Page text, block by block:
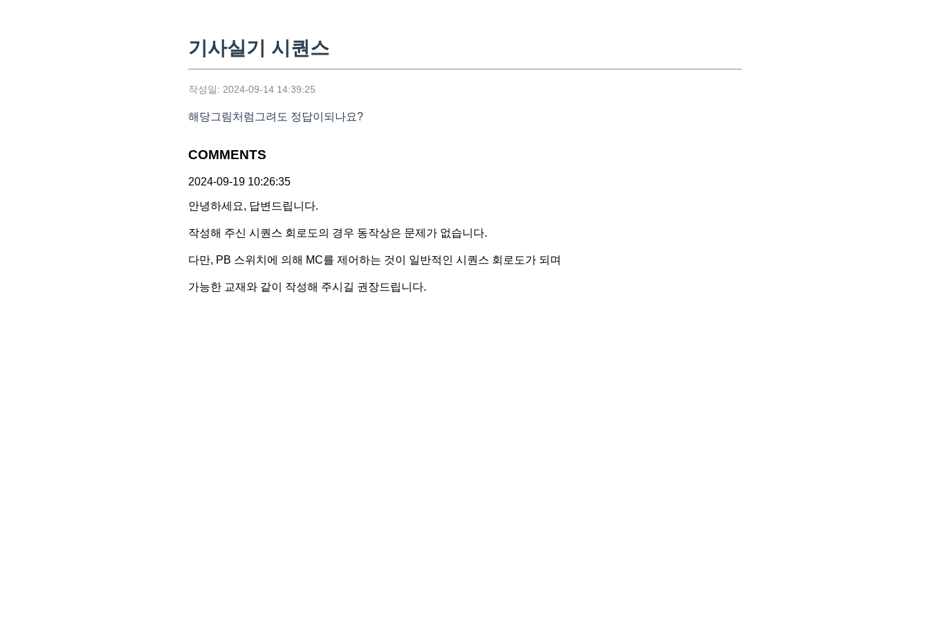
기사실기 시퀀스
작성일: 2024-09-14 14:39:25
해당그림처럼그려도 정답이되나요?
COMMENTS
2024-09-19 10:26:35
안녕하세요, 답변드립니다.
작성해 주신 시퀀스 회로도의 경우 동작상은 문제가 없습니다.
다만, PB 스위치에 의해 MC를 제어하는 것이 일반적인 시퀀스 회로도가 되며
가능한 교재와 같이 작성해 주시길 권장드립니다.